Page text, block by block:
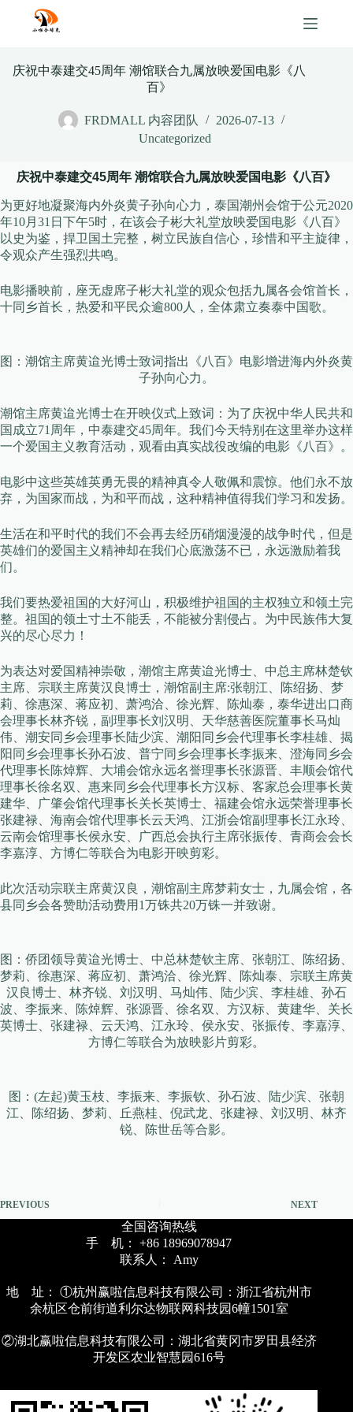
content
庆祝中泰建交45周年 潮馆联合九属放映爱国电影《八
百》
FRDMALL 内容团队
2026-07-13
Uncategorized
庆祝中泰建交45周年 潮馆联合九属放映爱国电影《八百》
为更好地凝聚海内外炎黄子孙向心力，泰国潮州会馆于公元2020
年10月31日下午5时，在该会子彬大礼堂放映爱国电影《八百》
以史为鉴，捍卫国土完整，树立民族自信心，珍惜和平主旋律，
令观众产生强烈共鸣。
电影播映前，座无虚席子彬大礼堂的观众包括九属各会馆首长，
十同乡首长，热爱和平民众逾800人，全体肃立奏泰中国歌。
图：潮馆主席黄迨光博士致词指出《八百》电影增进海内外炎黄
子孙向心力。
潮馆主席黄迨光博士在开映仪式上致词：为了庆祝中华人民共和
国成立71周年，中泰建交45周年。我们今天特别在这里举办这样
一个爱国主义教育活动，观看由真实战役改编的电影《八百》。
电影中这些英雄英勇无畏的精神真令人敬佩和震惊。他们永不放
弃，为国家而战，为和平而战，这种精神值得我们学习和发扬。
生活在和平时代的我们不会再去经历硝烟漫漫的战争时代，但是
英雄们的爱国主义精神却在我们心底激荡不已，永远激励着我
们。
我们要热爱祖国的大好河山，积极维护祖国的主权独立和领土完
整。祖国的领土寸土不能丢，不能被分割侵占。为中民族伟大复
兴的尽心尽力！
为表达对爱国精神崇敬，潮馆主席黄迨光博士、中总主席林楚钦
主席、宗联主席黄汉良博士，潮馆副主席:张朝江、陈绍扬、梦
莉、徐惠深、蒋应初、萧鸿洽、徐光辉、陈灿泰，泰华进出口商
会理事长林齐锐，副理事长刘汉明、天华慈善医院董事长马灿
伟、潮安同乡会理事长陆少滨、潮阳同乡会代理事长李桂雄、揭
阳同乡会理事长孙石波、普宁同乡会理事长李振来、澄海同乡会
代理事长陈焯辉、大埔会馆永远名誉理事长张源晋、丰顺会馆代
理事长徐名双、惠来同乡会代理事长方汉标、客家总会理事长黄
建华、广肇会馆代理事长关长英博士、福建会馆永远荣誉理事长
张建禄、海南会馆代理事长云天鸿、江浙会馆副理事长江永玲、
云南会馆理事长侯永安、广西总会执行主席张振传、青商会会长
李嘉淳、方博仁等联合为电影开映剪彩。
此次活动宗联主席黄汉良，潮馆副主席梦莉女士，九属会馆，各
县同乡会各赞助活动费用1万铢共20万铢一并致谢。
图：侨团领导黄迨光博士、中总林楚钦主席、张朝江、陈绍扬、
梦莉、徐惠深、蒋应初、萧鸿洽、徐光辉、陈灿泰、宗联主席黄
汉良博士、林齐锐、刘汉明、马灿伟、陆少滨、李桂雄、孙石
波、李振来、陈焯辉、张源晋、徐名双、方汉标、黄建华、关长
英博士、张建禄、云天鸿、江永玲、侯永安、张振传、李嘉淳、
方博仁等联合为放映影片剪彩。
图：(左起)黄玉枝、李振来、李振钦、孙石波、陆少滨、张朝
江、陈绍扬、梦莉、丘燕桂、倪武龙、张建禄、刘汉明、林齐
锐、陈世岳等合影。
PREVIOUS NEXT
全国咨询热线
手 机： +86 18969078947
联系人： Amy
地 址： ①杭州赢啦信息科技有限公司：浙江省杭州市
余杭区仓前街道利尔达物联网科技园6幢1501室
②湖北赢啦信息科技有限公司：湖北省黄冈市罗田县经济
开发区农业智慧园616号